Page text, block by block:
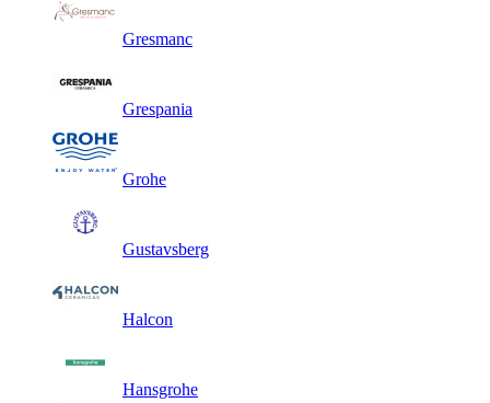
Gresmanc
Grespania
Grohe
Gustavsberg
Halcon
Hansgrohe